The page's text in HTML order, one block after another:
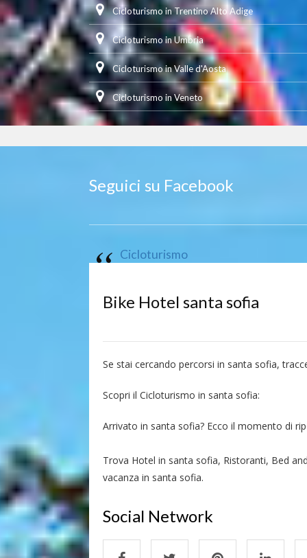
Cicloturismo in Trentino Alto Adige
Cicloturismo in Umbria
Cicloturismo in Valle d'Aosta
Cicloturismo in Veneto
Seguici su Facebook
Cicloturismo
Bike Hotel santa sofia
Se stai cercando percorsi in santa sofia,
Scopri il Cicloturismo in santa sofia:
Arrivato in santa sofia? Ecco il momento di
Trova Hotel in santa sofia, Ristoranti, Bed
vacanza in santa sofia.
Social Network